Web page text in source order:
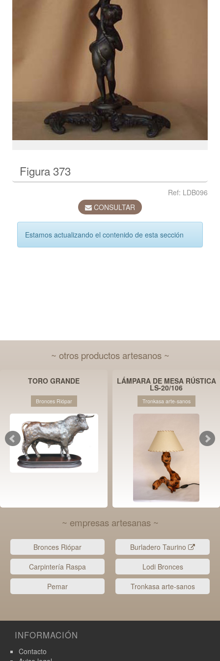
Figura 373
Ref: LDB096
CONSULTAR
Estamos actualizando el contenido de esta sección
~ otros productos artesanos ~
TORO GRANDE
Bronces Riópar
LÁMPARA DE MESA RÚSTICA
LS-20/106
Tronkasa arte-sanos
~ empresas artesanas ~
Bronces Riópar
Burladero Taurino
Carpintería Raspa
Lodi Bronces
Pemar
Tronkasa arte-sanos
INFORMACIÓN
Contacto